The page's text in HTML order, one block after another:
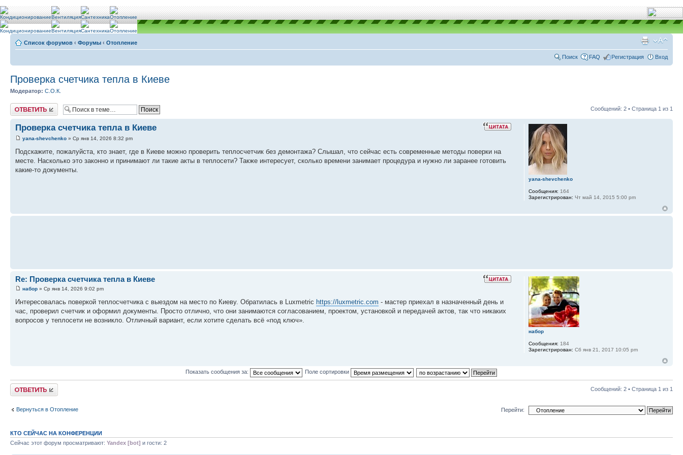
Список форумов ‹ Форумы ‹ Отопление
Поиск FAQ Регистрация Вход
Проверка счетчика тепла в Киеве
Модератор: С.О.К.
Ответить Сообщений: 2 • Страница 1 из 1
Проверка счетчика тепла в Киеве
yana-shevchenko » Ср янв 14, 2026 8:32 pm
Подскажите, пожалуйста, кто знает, где в Киеве можно проверить теплосчетчик без демонтажа? Слышал, что сейчас есть современные методы поверки на
месте. Насколько это законно и принимают ли такие акты в теплосети? Также интересует, сколько времени занимает процедура и нужно ли заранее готовить
какие-то документы.
yana-shevchenko
Сообщения: 164
Зарегистрирован: Чт май 14, 2015 5:00 pm
Re: Проверка счетчика тепла в Киеве
набор » Ср янв 14, 2026 9:02 pm
Интересовалась поверкой теплосчетчика с выездом на место по Киеву. Обратилась в Luxmetric https://luxmetric.com - мастер приехал в назначенный день и
час, проверил счетчик и оформил документы. Просто отлично, что они занимаются согласованием, проектом, установкой и передачей актов, так что никаких
вопросов у теплосети не возникло. Отличный вариант, если хотите сделать всё «под ключ».
набор
Сообщения: 184
Зарегистрирован: Сб янв 21, 2017 10:05 pm
Показать сообщения за: Поле сортировки
Ответить Сообщений: 2 • Страница 1 из 1
Вернуться в Отопление Перейти:
КТО СЕЙЧАС НА КОНФЕРЕНЦИИ
Сейчас этот форум просматривают: Yandex [bot] и гости: 2